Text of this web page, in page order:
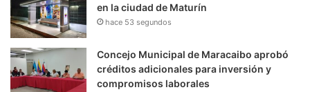
en la ciudad de Maturín
hace 53 segundos
Concejo Municipal de Maracaibo aprobó
créditos adicionales para inversión y
compromisos laborales